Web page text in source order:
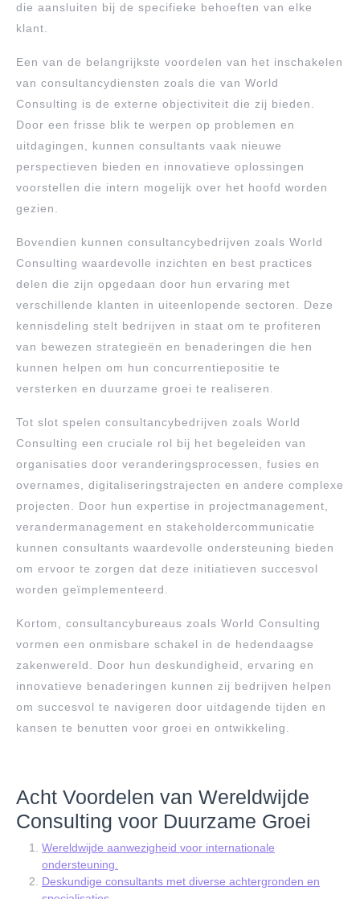
die aansluiten bij de specifieke behoeften van elke
klant.
Een van de belangrijkste voordelen van het inschakelen
van consultancydiensten zoals die van World
Consulting is de externe objectiviteit die zij bieden.
Door een frisse blik te werpen op problemen en
uitdagingen, kunnen consultants vaak nieuwe
perspectieven bieden en innovatieve oplossingen
voorstellen die intern mogelijk over het hoofd worden
gezien.
Bovendien kunnen consultancybedrijven zoals World
Consulting waardevolle inzichten en best practices
delen die zijn opgedaan door hun ervaring met
verschillende klanten in uiteenlopende sectoren. Deze
kennisdeling stelt bedrijven in staat om te profiteren
van bewezen strategieën en benaderingen die hen
kunnen helpen om hun concurrentiepositie te
versterken en duurzame groei te realiseren.
Tot slot spelen consultancybedrijven zoals World
Consulting een cruciale rol bij het begeleiden van
organisaties door veranderingsprocessen, fusies en
overnames, digitaliseringstrajecten en andere complexe
projecten. Door hun expertise in projectmanagement,
verandermanagement en stakeholdercommunicatie
kunnen consultants waardevolle ondersteuning bieden
om ervoor te zorgen dat deze initiatieven succesvol
worden geïmplementeerd.
Kortom, consultancybureaus zoals World Consulting
vormen een onmisbare schakel in de hedendaagse
zakenwereld. Door hun deskundigheid, ervaring en
innovatieve benaderingen kunnen zij bedrijven helpen
om succesvol te navigeren door uitdagende tijden en
kansen te benutten voor groei en ontwikkeling.
Acht Voordelen van Wereldwijde
Consulting voor Duurzame Groei
Wereldwijde aanwezigheid voor internationale
ondersteuning.
Deskundige consultants met diverse achtergronden en